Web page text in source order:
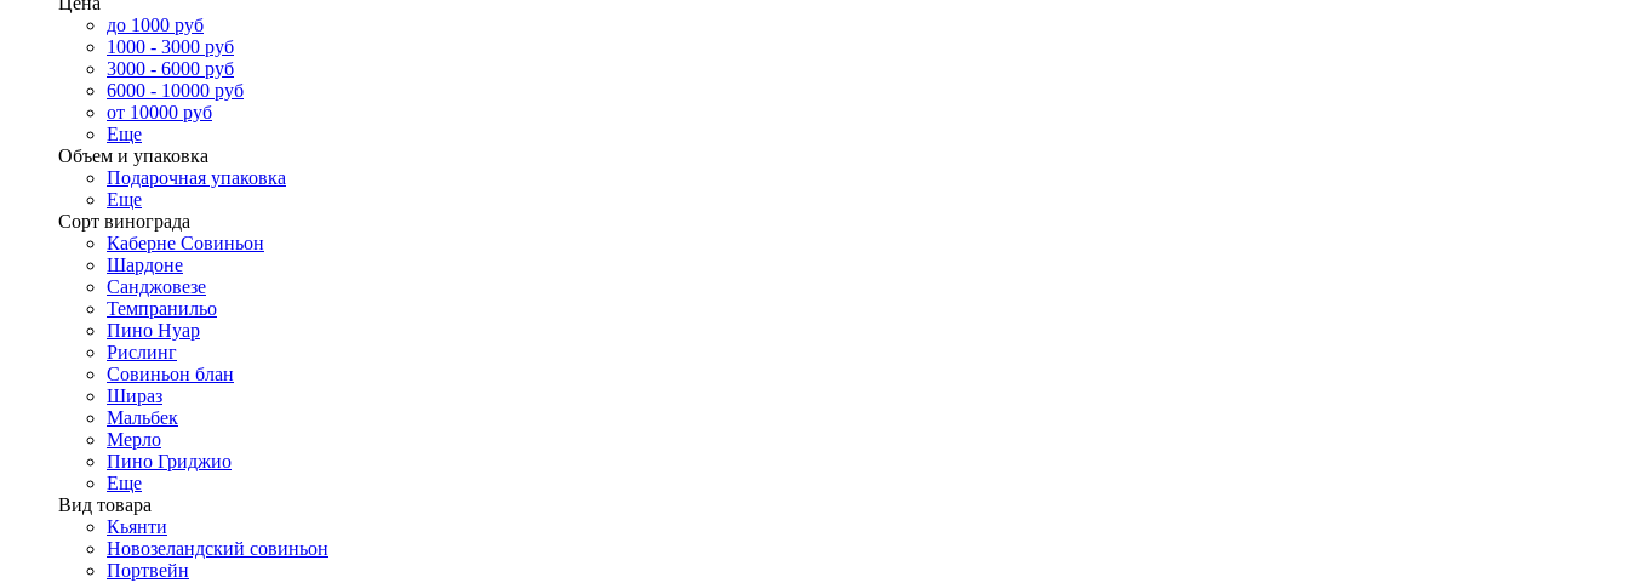
до 1000 руб
1000 - 3000 руб
3000 - 6000 руб
6000 - 10000 руб
от 10000 руб
Еще
Объем и упаковка
Подарочная упаковка
Еще
Сорт винограда
Каберне Совиньон
Шардоне
Санджовезе
Темпранильо
Пино Нуар
Рислинг
Совиньон блан
Шираз
Мальбек
Мерло
Пино Гриджио
Еще
Вид товара
Кьянти
Новозеландский совиньон
Портвейн